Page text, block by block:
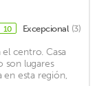
10 Excepcional (3)
centro. Casa
son lugares
en esta región,